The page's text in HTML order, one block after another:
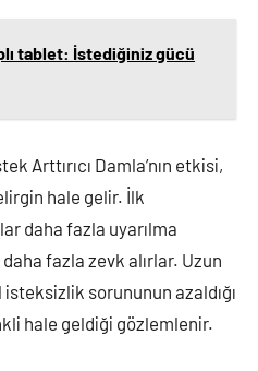
tablet: İstediğiniz gücü
Arttırıcı Damla’nın etkisi,
hale gelir. İlk
daha fazla uyarılma
fazla zevk alırlar. Uzun
sorununun azaldığı
hale geldiği gözlemlenir.